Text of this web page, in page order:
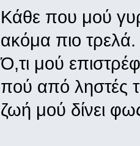
Κάθε που μού
ακόμα πιο
Ό,τι μού
πού από ληστές
ζωή μού δίνει